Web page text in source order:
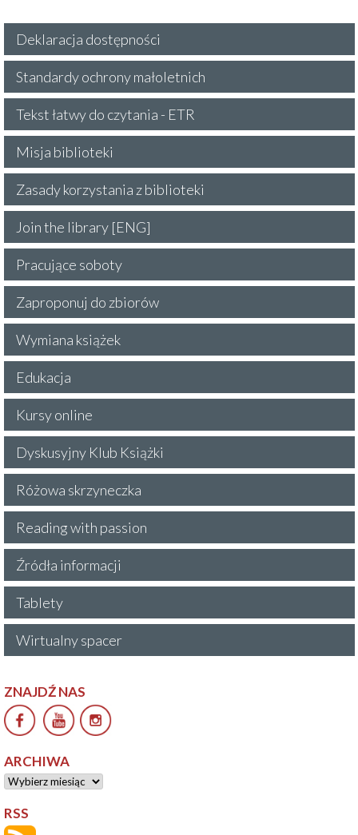
Deklaracja dostępności
Standardy ochrony małoletnich
Tekst łatwy do czytania - ETR
Misja biblioteki
Zasady korzystania z biblioteki
Join the library [ENG]
Pracujące soboty
Zaproponuj do zbiorów
Wymiana książek
Edukacja
Kursy online
Dyskusyjny Klub Książki
Różowa skrzyneczka
Reading with passion
Źródła informacji
Tablety
Wirtualny spacer
ZNAJDŹ NAS
ARCHIWA
Archiwa
RSS